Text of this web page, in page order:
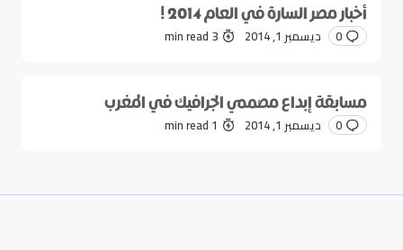
أخبار مصر السارة في العام 2014 !
0 ديسمبر 1, 2014 3 min read
مسابقة إبداع مصممي الجرافيك في المغرب
0 ديسمبر 1, 2014 1 min read